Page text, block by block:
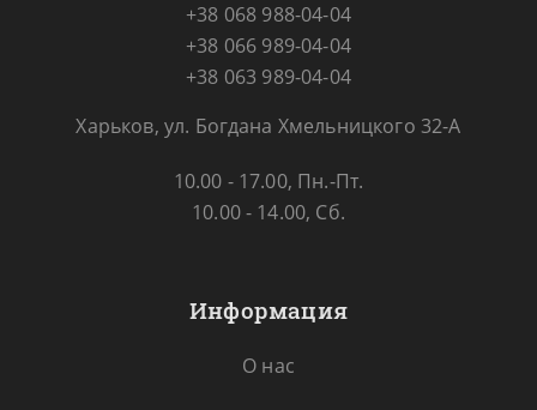
+38 068 988-04-04
+38 066 989-04-04
+38 063 989-04-04
Харьков, ул. Богдана Хмельницкого 32-А
10.00 - 17.00, Пн.-Пт.
10.00 - 14.00, Сб.
Информация
О нас